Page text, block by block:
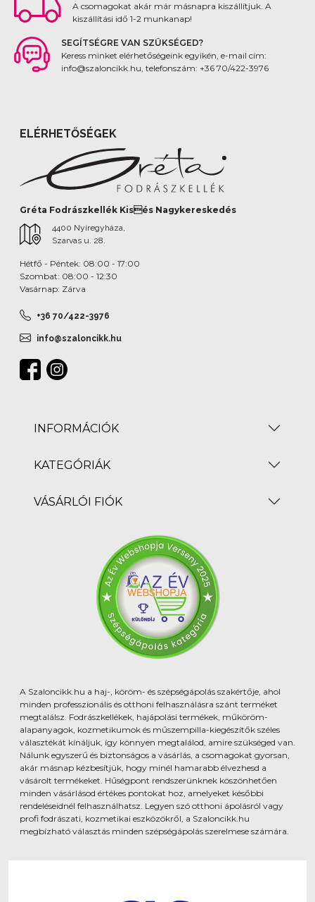
A csomagokat akár már másnapra kiszállítjuk. A
kiszállítási idő 1-2 munkanap!
SEGÍTSÉGRE VAN SZÜKSÉGED?
Keress minket elérhetőségeink egyikén, e-mail cím:
info@szaloncikk.hu, telefonszám: +36 70/422-3976
ELÉRHETŐSÉGEK
Gréta Fodrászkellék Kisés Nagykereskedés
4400 Nyíregyháza,
Szarvas u. 28.
Hétfő - Péntek: 08:00 - 17:00
Szombat: 08:00 - 12:30
Vasárnap: Zárva
+36 70/422-3976
info@szaloncikk.hu
INFORMÁCIÓK
KATEGÓRIÁK
VÁSÁRLÓI FIÓK
A Szaloncikk.hu a haj-, köröm- és szépségápolás szakértője, ahol
minden professzionális és otthoni felhasználásra szánt terméket
megtalálsz. Fodrászkellékek, hajápolási termékek, műköröm-
alapanyagok, kozmetikumok és műszempilla-kiegészítők széles
választékát kínáljuk, így könnyen megtalálod, amire szükséged van.
Nálunk egyszerű és biztonságos a vásárlás, a csomagokat gyorsan,
akár másnap kézbesítjük, hogy minél hamarabb élvezhesd a
vásárolt termékeket. Hűségpont rendszerünknek köszönhetően
minden vásárlásod értékes pontokat hoz, amelyeket későbbi
rendeléseidnél felhasználhatsz. Legyen szó otthoni ápolásról vagy
profi fodrászati, kozmetikai eszközökről, a Szaloncikk.hu
megbízható választás minden szépségápolás szerelmese számára.